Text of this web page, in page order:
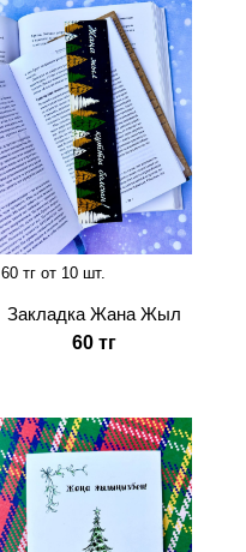
60 тг от 10 шт.
Закладка Жана Жыл
60 тг